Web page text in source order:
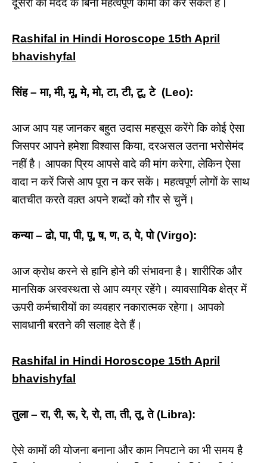
दूसरों की मदद के बिना महत्वपूर्ण कामों को कर सकते हैं।
Rashifal in Hindi Horoscope 15th April
bhavishyfal
सिंह – मा, मी, मू, मे, मो, टा, टी, टू, टे (Leo):
आज आप यह जानकर बहुत उदास महसूस करेंगे कि कोई ऐसा
जिसपर आपने हमेशा विश्वास किया, दरअसल उतना भरोसेमंद
नहीं है। आपका प्रिय आपसे वादे की मांग करेगा, लेकिन ऐसा
वादा न करें जिसे आप पूरा न कर सकें। महत्वपूर्ण लोगों के साथ
बातचीत करते वक़्त अपने शब्दों को ग़ौर से चुनें।
कन्या – ढो, पा, पी, पू, ष, ण, ठ, पे, पो (Virgo):
आज क्रोध करने से हानि होने की संभावना है। शारीरिक और
मानसिक अस्वस्थता से आप व्यग्र रहेंगे। व्यावसायिक क्षेत्र में
ऊपरी कर्मचारीयों का व्यवहार नकारात्मक रहेगा। आपको
सावधानी बरतने की सलाह देते हैं।
Rashifal in Hindi Horoscope 15th April
bhavishyfal
तुला – रा, री, रू, रे, रो, ता, ती, तू, ते (Libra):
ऐसे कामों की योजना बनाना और काम निपटाने का भी समय है